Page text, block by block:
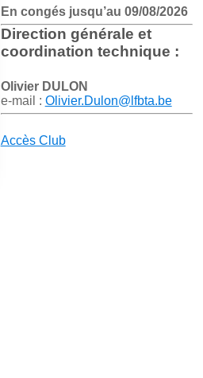
En congés jusqu’au 09/08/2026
Direction générale et
coordination technique :
Olivier DULON
e-mail : Olivier.Dulon@lfbta.be
Accès Club